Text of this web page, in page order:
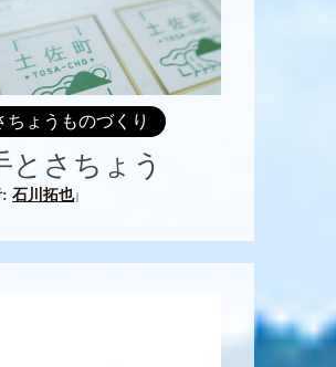
ちょうものづくり
とさちょう
: 石川拓也|